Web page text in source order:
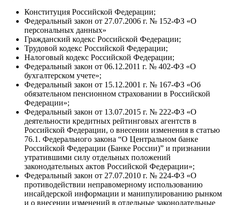
Конституция Российской Федерации;
Федеральный закон от 27.07.2006 г. № 152-ФЗ «О
персональных данных»
Гражданский кодекс Российской Федерации;
Трудовой кодекс Российской Федерации;
Налоговый кодекс Российской Федерации;
Федеральный закон от 06.12.2011 г. № 402-ФЗ «О
бухгалтерском учете»;
Федеральный закон от 15.12.2001 г. № 167-ФЗ «Об
обязательном пенсионном страховании в Российской
Федерации»;
Федеральный закон от 13.07.2015 г. № 222-ФЗ «О
деятельности кредитных рейтинговых агентств в
Российской Федерации, о внесении изменения в статью
76.1. Федерального закона “О Центральном банке
Российской Федерации (Банке России)” и признании
утратившими силу отдельных положений
законодательных актов Российской Федерации»;
Федеральный закон от 27.07.2010 г. № 224-ФЗ «О
противодействии неправомерному использованию
инсайдерской информации и манипулированию рынком
и о внесении изменений в отдельные законодательные